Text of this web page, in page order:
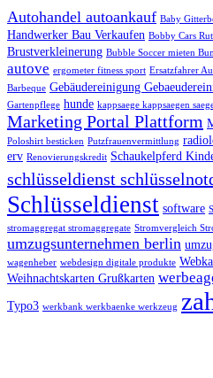
Autohandel autoankauf Baby
Handwerker Bau Verkaufen Bobby Cars
Brustverkleinerung Bubble Soccer mieten
autove ergometer fitness sport Ersatzfahrer
Barbeque Gebäudereinigung
Gartenpflege hunde kappsaege kappsaegen
Marketing Portal Plattform
Poloshirt besticken Putzfrauenvermittlung
erv Renovierungskredit Schaukelpferd
schlüsseldienst
Schlüsseldienst software
stromaggregat stromaggregate Stromvergleich
umzugsunternehmen berlin
wagenheber webdesign digitale produkte
Weihnachtskarten Grußkarten
Typo3 werkbank werkbaenke werkzeug